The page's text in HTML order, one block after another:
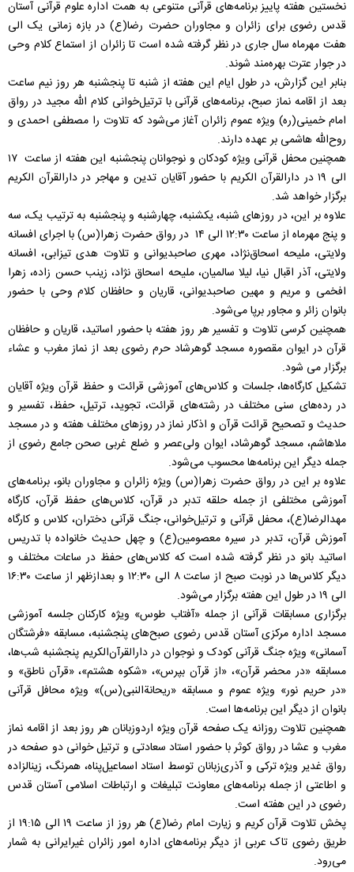
نخستین هفته پاییز برنامه‌های قرآنی متنوعی به همت اداره علوم قرآنی آستان
قدس رضوی برای زائران و مجاوران حضرت رضا(ع) در بازه زمانی یک الی
هفت مهرماه سال جاری در نظر گرفته شده است تا زائران از استماع کلام وحی
در جوار عترت بهره‌مند شوند.
بنابر این گزارش، در طول ایام این هفته از شنبه تا پنجشنبه هر روز نیم ساعت
بعد از اقامه نماز صبح، برنامه‌های قرآنی با ترتیل‌خوانی کلام الله مجید در رواق
امام‌ خمینی(ره) ویژه عموم زائران آغاز می‌شود که تلاوت را مصطفی احمدی و
روح‌الله هاشمی بر عهده دارند.
همچنین محفل قرآنی ویژه کودکان و نوجوانان پنجشنبه این هفته از ساعت ۱۷
الی ۱۹ در دارالقرآن الکریم با حضور آقایان تدین و مهاجر در دارالقرآن الکریم
برگزار خواهد شد.
علاوه بر این، در روزهای شنبه، یکشنبه، چهارشنبه و پنجشنبه به ترتیب یک، سه
و پنج مهرماه از ساعت ۱۲:۳۰ الی ۱۴ در رواق حضرت زهرا(س) با اجرای افسانه
ولایتی، ملیحه اسحاق‌نژاد، مهری صاحبدیوانی و تلاوت هدی تیزابی، افسانه
ولایتی، آذر اقبال نیا، لیلا سالمیان،‌ ملیحه اسحاق نژاد، زینب حسن زاده، زهرا
افخمی و مریم و مهین صاحبدیوانی، قاریان و حافظان کلام وحی با حضور
بانوان زائر و مجاور برپا می‌شود.
همچنین کرسی تلاوت و تفسیر هر روز هفته با حضور اساتید، قاریان و حافظان
قرآن ‌در ایوان مقصوره مسجد گوهرشاد حرم رضوی بعد از نماز مغرب و عشاء
برگزار می شود.
تشکیل کارگاه‌ها، جلسات و کلاس‌های آموزشی قرائت و حفظ قرآن ویژه آقایان
در رده‌های سنی مختلف در رشته‌های قرائت، تجوید، ترتیل، حفظ، تفسیر و
حدیث و تصحیح قرائت قرآن و اذکار نماز در روزهای مختلف هفته و در مسجد
ملاهاشم، مسجد گوهرشاد، ایوان ولی‌عصر و ضلع غربی صحن جامع رضوی از
جمله دیگر این برنامه‌ها محسوب می‌شود.
علاوه بر این در رواق حضرت زهرا(س) ویژه زائران و مجاوران بانو، برنامه‌های
آموزشی مختلفی از جمله حلقه تدبر در قرآن، کلاس‌های حفظ قرآن، کارگاه
مهدالرضا(ع)، محفل قرآنی و ترتیل‌خوانی، جنگ قرآنی دختران، کلاس و کارگاه
آموزش قرآن، تدبر در سیره معصومین(ع) و چهل حدیث خانواده با تدریس
اساتید بانو در نظر گرفته شده است که کلاس‌های حفظ در ساعات مختلف و
دیگر کلاس‌ها در نوبت صبح از ساعت ۸ الی ۱۲:۳۰ و بعدازظهر از ساعت ۱۶:۳۰
الی ۱۹ در طول این هفته برگزار می‌شود.
برگزاری مسابقات قرآنی از جمله «آفتاب طوس» ویژه کارکنان جلسه آموزشی
مسجد اداره مرکزی آستان قدس رضوی صبح‌های پنجشنبه، مسابقه «فرشتگان
آسمانی» ویژه جنگ قرآنی کودک و نوجوان در دارالقرآن‌الکریم پنجشنبه شب‌ها،
مسابقه «در محضر قرآن»، «از قرآن بپرس»، «شکوه هشتم»، «قرآن ناطق» و
«در حریم نور» ویژه عموم و مسابقه «ریحانةالنبی(س)» ویژه محافل قرآنی
بانوان از دیگر این برنامه‌ها است.
همچنین تلاوت روزانه یک صفحه قرآن ویژه اردوزبانان هر روز بعد از اقامه نماز
مغرب و عشا در رواق کوثر با حضور استاد سعادتی و ترتیل خوانی دو صفحه در
رواق غدیر ویژه ترکی و آذری‌زبانان توسط استاد اسماعیل‌پناه، همرنگ، زینالزاده
و اطاعتی از جمله برنامه‌های معاونت تبلیغات و ارتباطات اسلامی آستان قدس
رضوی در این هفته است.
پخش تلاوت قرآن کریم و زیارت امام رضا(ع) هر روز از ساعت ۱۹ الی ۱۹:۱۵ از
طریق رضوی تاک عربی از دیگر برنامه‌های اداره امور زائران غیرایرانی به‌ شمار
می‌رود.